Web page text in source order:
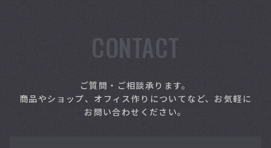
CONTACT
ご質問・ご相談承ります。
商品やショップ、オフィス作りについてなど、お気軽に
お問い合わせください。